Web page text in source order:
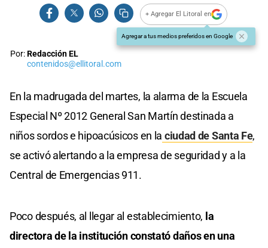
+ Agregar El Litoral en
Agregar a tus medios preferidos en Google
Por:Redacción EL
contenidos@ellitoral.com
En la madrugada del martes, la alarma de la Escuela
Especial Nº 2012 General San Martín destinada a
niños sordos e hipoacúsicos en la ciudad de Santa Fe,
se activó alertando a la empresa de seguridad y a la
Central de Emergencias 911.
Poco después, al llegar al establecimiento, la
directora de la institución constató daños en una